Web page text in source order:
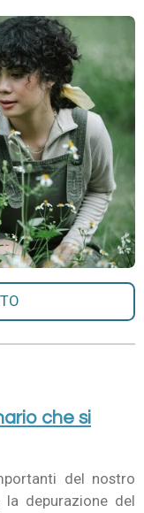
che si
del nostro
la depurazione del